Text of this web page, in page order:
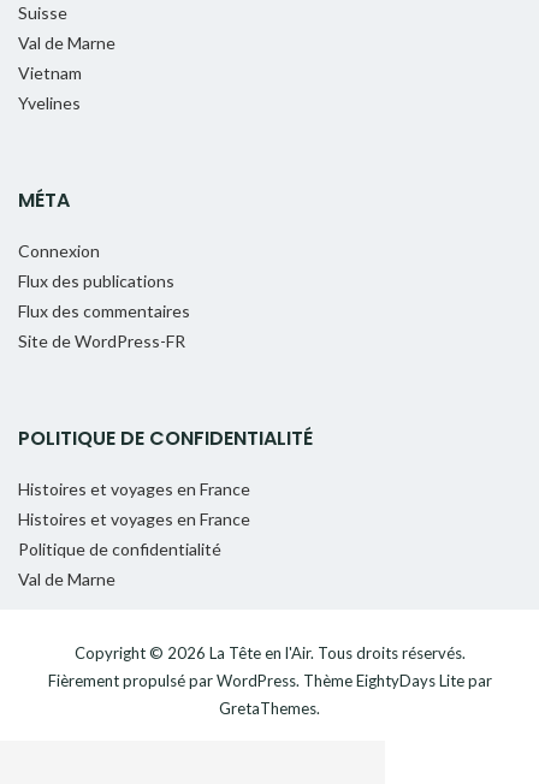
Suisse
Val de Marne
Vietnam
Yvelines
MÉTA
Connexion
Flux des publications
Flux des commentaires
Site de WordPress-FR
POLITIQUE DE CONFIDENTIALITÉ
Histoires et voyages en France
Histoires et voyages en France
Politique de confidentialité
Val de Marne
Copyright © 2026 La Tête en l'Air. Tous droits réservés.
Fièrement propulsé parWordPress. ThèmeEightyDays Litepar
GretaThemes.